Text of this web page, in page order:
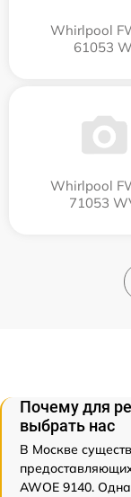
Whirlpool
61053 W
Whirlpool
71053
Почему для
выбрать нас
В Москве
AWOE 9140.